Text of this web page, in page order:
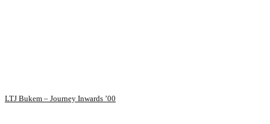
LTJ Bukem – Journey Inwards ’00